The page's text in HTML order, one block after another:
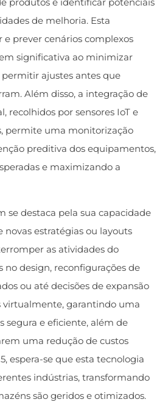
de melhoria. Esta
prever cenários complexos
significativa ao minimizar
permitir ajustes antes que
Além disso, a integração de
recolhidos por sensores IoT e
permite uma monitorização
preditiva dos equipamentos,
e maximizando a
se destaca pela sua capacidade
novas estratégias ou layouts
as atividades do
no design, reconfigurações de
ou até decisões de expansão
virtualmente, garantindo uma
segura e eficiente, além de
uma redução de custos
espera-se que esta tecnologia
indústrias, transformando
são geridos e otimizados.